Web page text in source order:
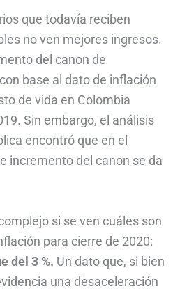
que todavía reciben
no ven mejores ingresos.
del canon de
base al dato de inflación
de vida en Colombia
Sin embargo, el análisis
encontró que en el
incremento del canon se da
si se ven cuáles son
para cierre de 2020:
del 3 %. Un dato que, si bien
una desaceleración